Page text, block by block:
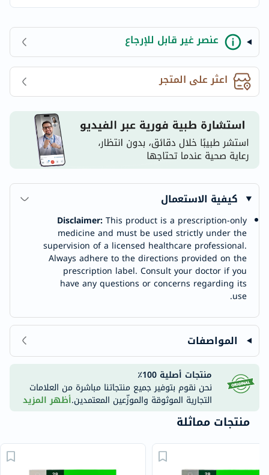
عنصر غير قابل للإرجاع
اعثر على المتجر
كيفية الاستعمال
Disclaimer:This product is a prescription-only
medicine and must be used strictly under the
supervision of a licensed healthcare professional.
Always adhere to the directions provided on the
prescription label. Consult your doctor if you
have any questions or concerns regarding its
use.
المواصفات
منتجات أصلية 100٪
نحن نقوم بتوفير جميع منتجاتنا مباشرة من العلامات
التجارية الموثوقة والموزّعين المعتمدين.أظهر المزيد
منتجات مماثلة